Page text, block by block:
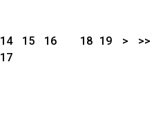
14 15
16
17
18 19 > >>